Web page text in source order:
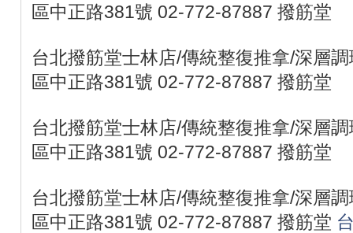
區中正路381號 02-772-87887 撥筋堂
台北撥筋堂士林店/傳統整復推拿/深層
區中正路381號 02-772-87887 撥筋堂
台北撥筋堂士林店/傳統整復推拿/深層
區中正路381號 02-772-87887 撥筋堂
台北撥筋堂士林店/傳統整復推拿/深層
區中正路381號 02-772-87887 撥筋堂